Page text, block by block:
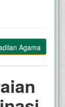
Agama Sampit